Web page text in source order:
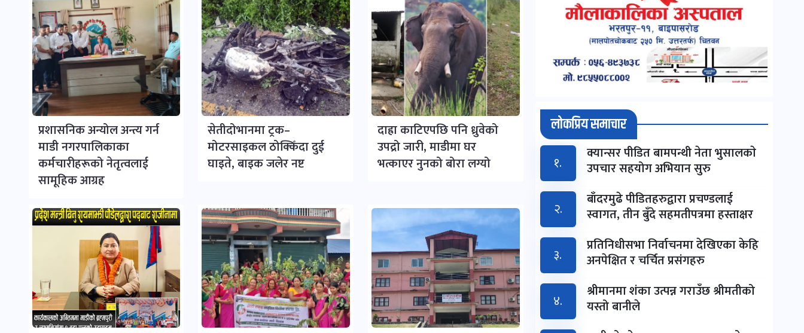
प्रशासनिक अन्योल अन्त्य गर्न
माडी नगरपालिकाका
कर्मचारीहरूको नेतृत्वलाई
सामूहिक आग्रह
सेतीदोभानमा ट्रक–
मोटरसाइकल ठोक्किँदा दुई
घाइते, बाइक जलेर नष्ट
दाह्रा काटिएपछि पनि ध्रुवेको
उपद्रो जारी, माडीमा घर
भत्काएर नुनको बोरा लग्यो
लोकप्रिय समाचार
१. क्यान्सर पीडित बामपन्थी नेता भुसालकाे
उपचार सहयोग अभियान सुरु
२.
बाँदरमुढे पीडितहरुद्वारा प्रचण्डलाई
स्वागत, तीन बुँदे सहमतीपत्रमा हस्ताक्षर
३.
प्रतिनिधीसभा निर्वाचनमा देखिएका केहि
अनपेक्षित र चर्चित प्रसंगहरु
४.
श्रीमानमा शंका उत्पन्न गराउँछ श्रीमतीको
यस्तो बानीले